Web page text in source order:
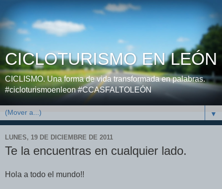
CICLOTURISMO EN LEÓN
CICLISMO. Una forma de vida transformada en palabras.
#cicloturismoenleon #CCASFALTOLEÓN
▼
LUNES, 19 DE DICIEMBRE DE 2011
Te la encuentras en cualquier lado.
Hola a todo el mundo!!